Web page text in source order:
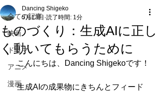
全ての記事
映画
ドラマ
アニメ
漫画
ものづくり：生成AIに正し
く動いてもらうために
Dancing Shigeko
5月13日 読了時間: 1分
こんにちは、Dancing Shigekoです！
生成AIの成果物にきちんとフィード